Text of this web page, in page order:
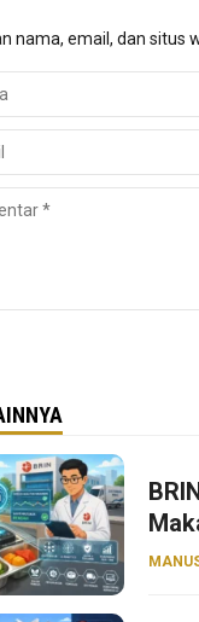
nama, email, dan situs